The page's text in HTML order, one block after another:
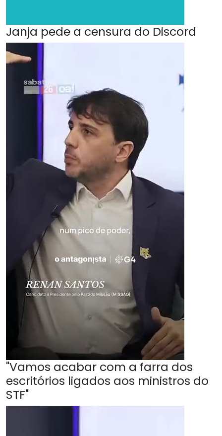
Janja pede a censura do Discord
"Vamos acabar com a farra dos
escritórios ligados aos ministros do
STF"